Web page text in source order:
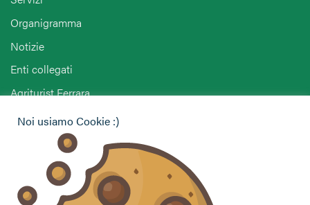
Organigramma
Notizie
Enti collegati
Agriturist Ferrara
ANGA Ferrara
Hai bisogno di informazioni?
Vuoi contattarci per ricevere assistenza, lasciare un
commento o chiedere informazioni?
Noi usiamo Cookie :)